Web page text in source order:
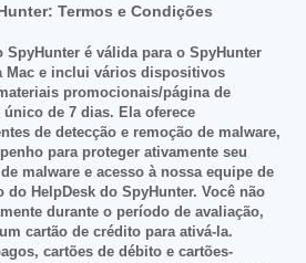
Termos e Condições
SpyHunter é válida para o SpyHunter
Mac e inclui vários dispositivos
promocionais/página de
de 7 dias. Ela oferece
de detecção e remoção de malware,
para proteger ativamente seu
malware e acesso à nossa equipe de
HelpDesk do SpyHunter. Você não
durante o período de avaliação,
cartão de crédito para ativá-la.
cartões de débito e cartões-